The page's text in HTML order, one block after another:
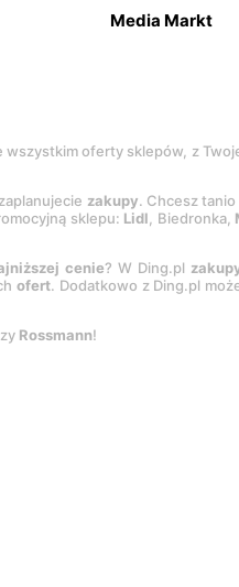
Media Markt
oferty sklepów, z
zakupy. Chcesz
sklepu: Lidl, Biedronka,
cenie? W Ding.pl
ofert. Dodatkowo z Ding.pl
Rossmann!